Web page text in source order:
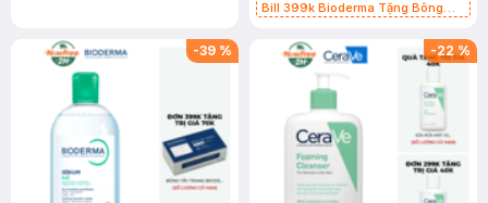
Bill 399k Bioderma Tặng Bông
-39 % -22 %